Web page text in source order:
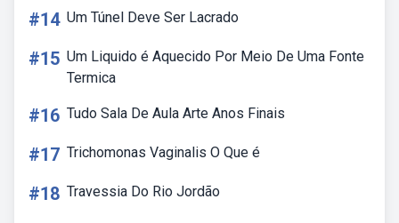
#14 Um Túnel Deve Ser Lacrado
#15 Um Liquido é Aquecido Por Meio De Uma Fonte
Termica
#16 Tudo Sala De Aula Arte Anos Finais
#17 Trichomonas Vaginalis O Que é
#18 Travessia Do Rio Jordão